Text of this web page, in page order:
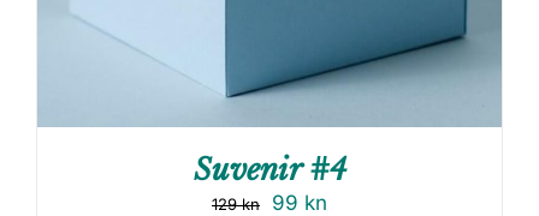
Suvenir #4
129kn 99 kn